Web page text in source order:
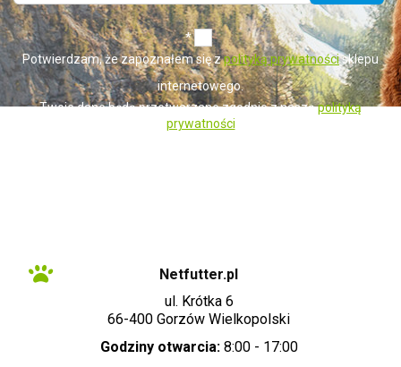
*
Potwierdzam, że zapoznałem się zpolityką prywatnościsklepu
internetowego.
Twoje dane będą przetwarzane zgodnie z nasząpolityką
prywatności
Netfutter.pl
ul. Krótka 6
66-400 Gorzów Wielkopolski
Godziny otwarcia:8:00 - 17:00